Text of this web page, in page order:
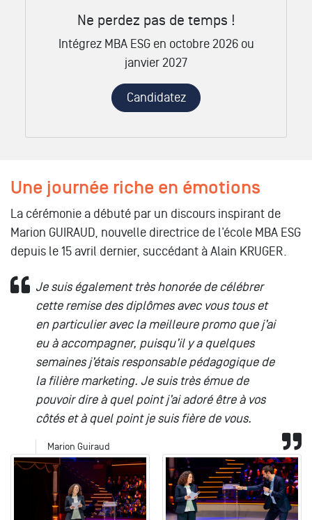
Ne perdez pas de temps !
Intégrez MBA ESG en octobre 2026 ou
janvier 2027
Candidatez
Une journée riche en émotions
La cérémonie a débuté par un discours inspirant de
Marion GUIRAUD, nouvelle directrice de l’école MBA ESG
depuis le 15 avril dernier, succédant à Alain KRUGER.
Je suis également très honorée de célébrer
cette remise des diplômes avec vous tous et
en particulier avec la meilleure promo que j’ai
eu à accompagner, puisqu’il y a quelques
semaines j’étais responsable pédagogique de
la filière marketing. Je suis très émue de
pouvoir dire à quel point j’ai adoré être à vos
côtés et à quel point je suis fière de vous.
Marion Guiraud